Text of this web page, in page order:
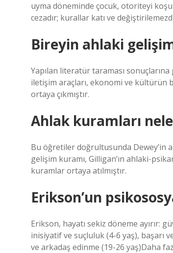
uyma döneminde çocuk, otoriteyi
cezadır; kurallar katı ve
Bireyin ahlaki
Yapılan literatür taraması
iletişim araçları, ekonomi ve
ortaya çıkmıştır.
Ahlak kuramları
Bu öğretiler doğrultusunda Dewey’in
gelişim kuramı, Gilligan’ın ahlaki-
kuramlar ortaya atılmıştır.
Erikson’un
Erikson, hayatı sekiz döneme ayırır:
inisiyatif ve suçluluk (4-6 yaş), başarı
ve arkadaş edinme (19-26 yaş)Daha